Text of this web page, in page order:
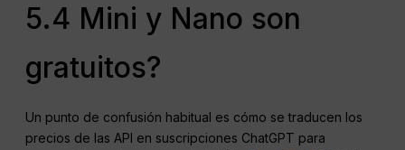
5.4 Mini y Nano son
gratuitos?
Un punto de confusión habitual es cómo se traducen los
precios de las API en suscripciones ChatGPT para